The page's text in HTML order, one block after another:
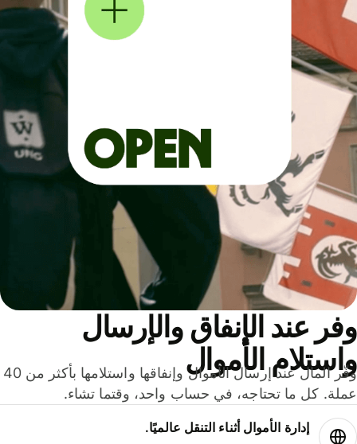
عند الإنفاق والإرسال
الأموال
وفّر المال عند إرسال الأموال وإنفاقها واستلامها بأكثر من 40
كل ما تحتاجه، في حساب واحد، وقتما تشاء.
إدارة الأموال أثناء التنقل عالميًا.